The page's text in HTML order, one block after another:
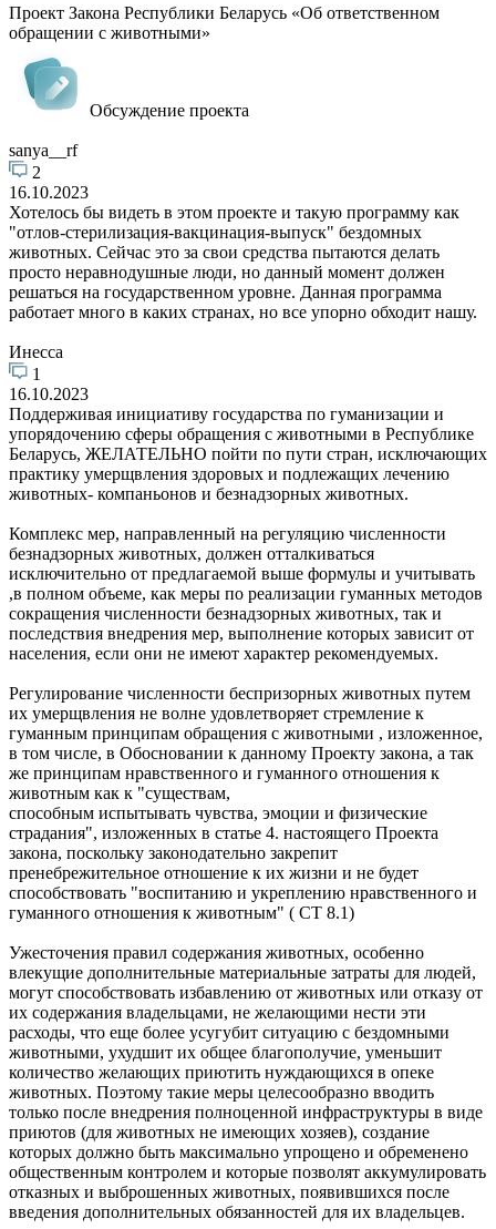
Проект Закона Республики Беларусь «Об ответственном
обращении с животными»
Обсуждение проекта
sanya__rf
2
16.10.2023
Хотелось бы видеть в этом проекте и такую программу как
"отлов-стерилизация-вакцинация-выпуск" бездомных
животных. Сейчас это за свои средства пытаются делать
просто неравнодушные люди, но данный момент должен
решаться на государственном уровне. Данная программа
работает много в каких странах, но все упорно обходит нашу.
Инесса
1
16.10.2023
Поддерживая инициативу государства по гуманизации и
упорядочению сферы обращения с животными в Республике
Беларусь, ЖЕЛАТЕЛЬНО пойти по пути стран, исключающих
практику умерщвления здоровых и подлежащих лечению
животных- компаньонов и безнадзорных животных.
Комплекс мер, направленный на регуляцию численности
безнадзорных животных, должен отталкиваться
исключительно от предлагаемой выше формулы и учитывать
,в полном объеме, как меры по реализации гуманных методов
сокращения численности безнадзорных животных, так и
последствия внедрения мер, выполнение которых зависит от
населения, если они не имеют характер рекомендуемых.
Регулирование численности беспризорных животных путем
их умерщвления не волне удовлетворяет стремление к
гуманным принципам обращения с животными , изложенное,
в том числе, в Обосновании к данному Проекту закона, а так
же принципам нравственного и гуманного отношения к
животным как к "существам,
способным испытывать чувства, эмоции и физические
страдания", изложенных в статье 4. настоящего Проекта
закона, поскольку законодательно закрепит
пренебрежительное отношение к их жизни и не будет
способствовать "воспитанию и укреплению нравственного и
гуманного отношения к животным" ( СТ 8.1)
Ужесточения правил содержания животных, особенно
влекущие дополнительные материальные затраты для людей,
могут способствовать избавлению от животных или отказу от
их содержания владельцами, не желающими нести эти
расходы, что еще более усугубит ситуацию с бездомными
животными, ухудшит их общее благополучие, уменьшит
количество желающих приютить нуждающихся в опеке
животных. Поэтому такие меры целесообразно вводить
только после внедрения полноценной инфраструктуры в виде
приютов (для животных не имеющих хозяев), создание
которых должно быть максимально упрощено и обременено
общественным контролем и которые позволят аккумулировать
отказных и выброшенных животных, появившихся после
введения дополнительных обязанностей для их владельцев.